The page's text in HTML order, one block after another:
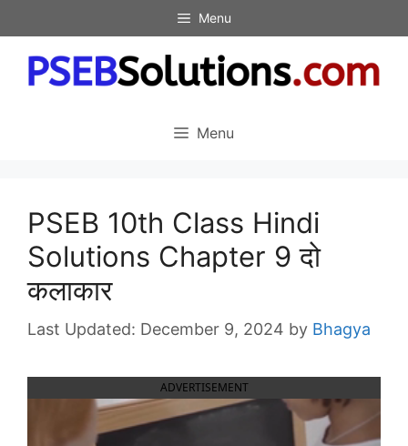
to
content
Menu
Menu
PSEB 10th Class Hindi
Solutions Chapter 9 दो
कलाकार
December 9, 2024 by Bhagya
ADVERTISEMENT